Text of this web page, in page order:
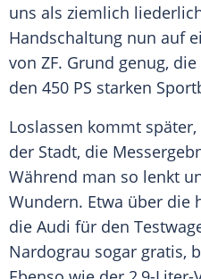
uns als ziemlich
Handschaltung nun auf
von ZF. Grund genug,
den 450 PS starken
Loslassen kommt
der Stadt, die
Während man so lenkt
Wundern. Etwa über die
die Audi für den
Nardograu sogar gratis,